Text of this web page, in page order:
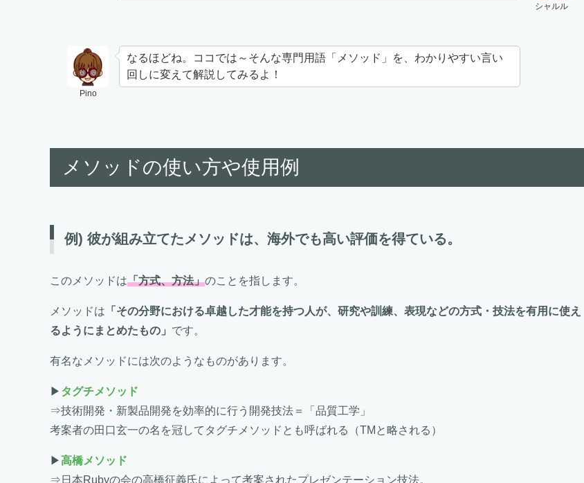
シャルル
Pino
なるほどね。ココでは～そんな専門用語「メソッド」を、わかりやすい言い
回しに変えて解説してみるよ！
メソッドの使い方や使用例
例) 彼が組み立てたメソッドは、海外でも高い評価を得ている。
このメソッドは「方式、方法」のことを指します。
メソッドは 「その分野における卓越した才能を持つ人が、研究や訓練、表現などの方式・技法を有用に使え
るようにまとめたもの」 です。
有名なメソッドには次のようなものがあります。
▶ タグチメソッド
⇒技術開発・新製品開発を効率的に行う開発技法＝「品質工学」
考案者の田口玄一の名を冠してタグチメソッドとも呼ばれる（TMと略される）
▶高橋メソッド
⇒日本Rubyの会の高橋征義氏によって考案されたプレゼンテーション技法。